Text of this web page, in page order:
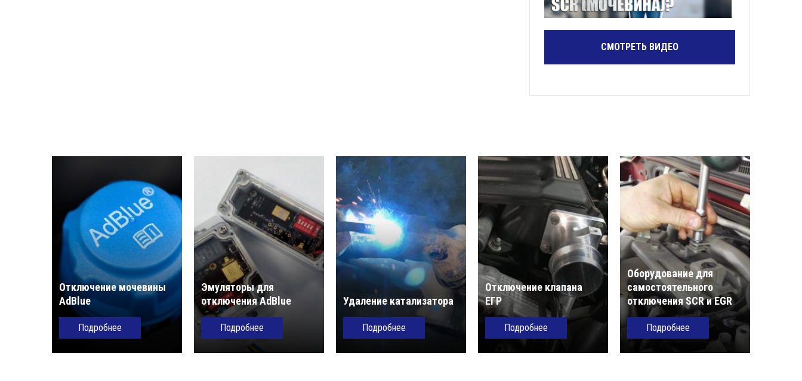
СМОТРЕТЬ ВИДЕО
Отключение мочевины
AdBlue
Подробнее
Эмуляторы для
отключения AdBlue
Подробнее
Удаление катализатора
Подробнее
Отключение клапана
ЕГР
Подробнее
Оборудование для
самостоятельного
отключения SCR и EGR
Подробнее